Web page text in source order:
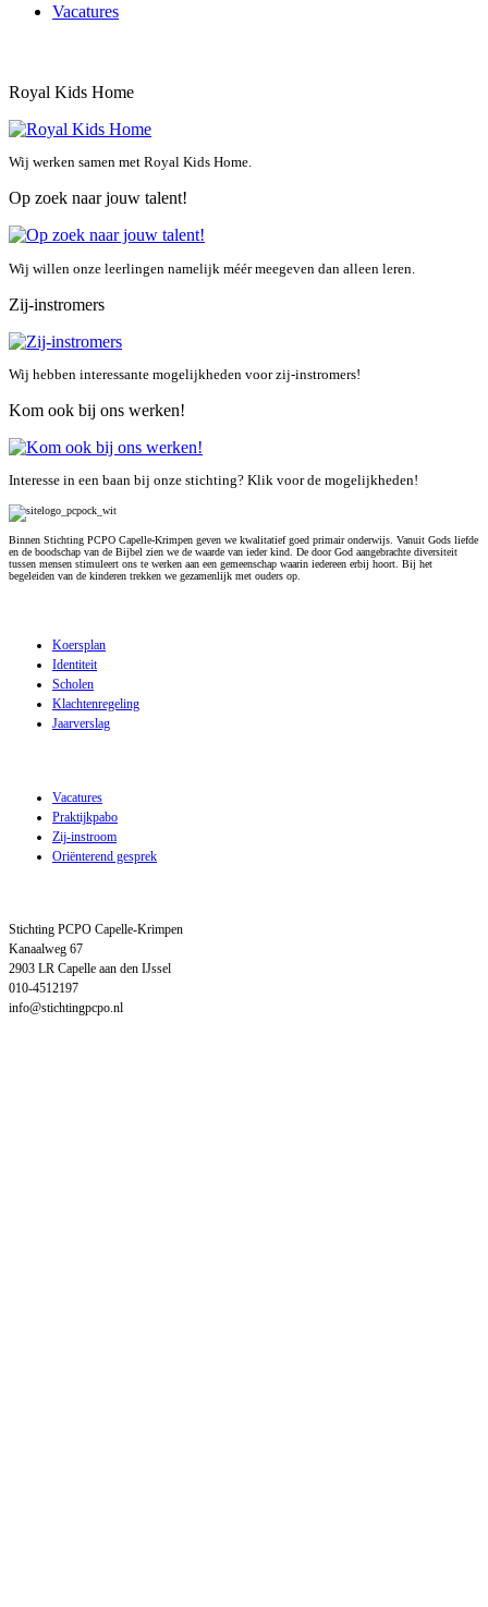
Vacatures
Royal Kids Home
Wij werken samen met Royal Kids Home.
Op zoek naar jouw talent!
Wij willen onze leerlingen namelijk méér meegeven dan alleen leren.
Zij-instromers
Wij hebben interessante mogelijkheden voor zij-instromers!
Kom ook bij ons werken!
Interesse in een baan bij onze stichting? Klik voor de mogelijkheden!
Binnen Stichting PCPO Capelle-Krimpen geven we kwalitatief goed primair onderwijs. Vanuit Gods liefde
en de boodschap van de Bijbel zien we de waarde van ieder kind. De door God aangebrachte diversiteit
tussen mensen stimuleert ons te werken aan een gemeenschap waarin iedereen erbij hoort. Bij het
begeleiden van de kinderen trekken we gezamenlijk met ouders op.
Koersplan
Identiteit
Scholen
Klachtenregeling
Jaarverslag
Vacatures
Praktijkpabo
Zij-instroom
Oriënterend gesprek
Stichting PCPO Capelle-Krimpen
Kanaalweg 67
2903 LR Capelle aan den IJssel
010-4512197
info@stichtingpcpo.nl